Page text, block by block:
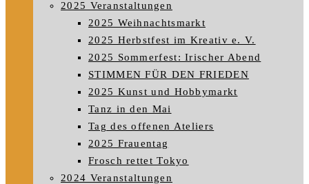
2025 Veranstaltungen
2025 Weihnachtsmarkt
2025 Herbstfest im Kreativ e. V.
2025 Sommerfest: Irischer Abend
STIMMEN FÜR DEN FRIEDEN
2025 Kunst und Hobbymarkt
Tanz in den Mai
Tag des offenen Ateliers
2025 Frauentag
Frosch rettet Tokyo
2024 Veranstaltungen